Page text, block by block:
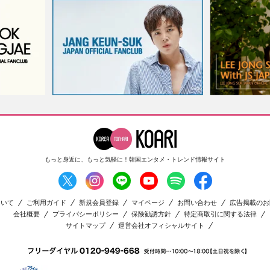
もっと身近に、もっと気軽に！ 韓国エンタメ・トレンド情報サイト
て ご利用ガイド 新規会員登録 マイページ お問い合わせ
広告掲載の
会社概要
プライバシーポリシー 保険勧誘方針
特定商取引に関する法律
サイトマップ
運営会社オフィシャルサイト